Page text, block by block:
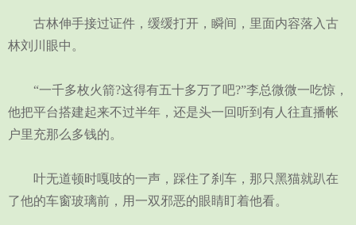
古林伸手接过证件，缓缓打开，瞬间，里面内容落入古
林刘川眼中。
“一千多枚火箭?这得有五十多万了吧?”李总微微一吃惊，
他把平台搭建起来不过半年，还是头一回听到有人往直播帐
户里充那么多钱的。
叶无道顿时嘎吱的一声，踩住了刹车，那只黑猫就趴在
了他的车窗玻璃前，用一双邪恶的眼睛盯着他看。